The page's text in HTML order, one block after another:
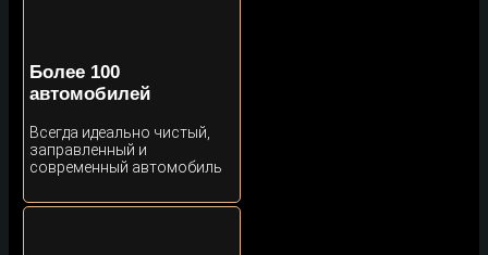
Более 100
автомобилей
Всегда идеально чистый,
заправленный и
современный автомобиль